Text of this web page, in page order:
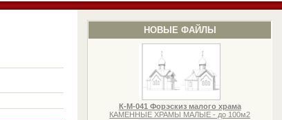
НОВЫЕ ФАЙЛЫ
К-М-041 Форэскиз малого храма
КАМЕННЫЕ ХРАМЫ МАЛЫЕ - до 100м2